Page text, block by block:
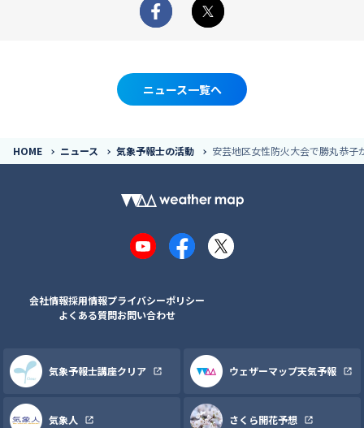
Facebook
X
ニュース一覧へ
HOME ニュース 気象予報士の活動 安芸地区女性防火大会で勝丸恭子
YouTubeFacebook
X
会社情報採用情報プライバシーポリシー
よくある質問お問い合わせ
気象予報士講座クリア ウェザーマップ天気予報
気象人 さくら開花予想